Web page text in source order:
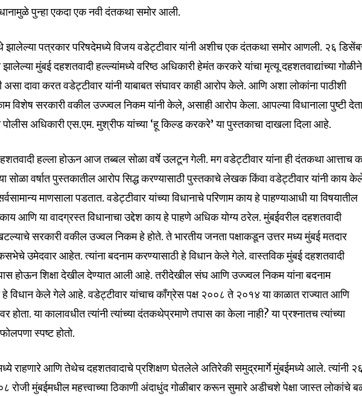
community of
and be part
conversation.
simply enter your email address on our website or click
button below. Don't worry, we respect your privacy and
inbox. Your information is safe with us.
I've read and
पुन्हा एकदा एक नवी दंतकथा समोर आली.
झालेल्या पत्रकार परिषदेमध्ये विजय वडेट्टीवार यांनी अशीच एक दंतकथा समोर आणली. २६
मुंबई दहशतवादी हल्ल्यांमध्ये वरिष्ठ अधिकारी हेमंत करकरे यांचा मृत्यू दहशतवाद्यांच्या गोळीने
असा दावा करत वडेट्टीवार यांनी याबाबत संघावर काही आरोप केले. आणि अशा लोकांना पाठीशी
विशेष सरकारी वकील उज्ज्वल निकम यांनी केले, असाही आरोप केला. आपल्या विधानाला पुष्टी
पोलीस अधिकारी एस.एम. मुश्रीफ यांच्या ‘हू किल्ड करकरे’ या पुस्तकाचा दाखला दिला आहे.
हल्ला होऊन आज तब्बल सोळा वर्षे उलटून गेली. मग वडेट्टीवार यांना ही दंतकथा आत्ताच
सोळा वर्षात पुस्तकातील आरोप सिद्ध करण्यासाठी पुस्तकाचे लेखक किंवा वडेट्टीवार यांनी काय
माणसाला पडतात. वडेट्टीवार यांच्या विधानाचे परिणाम काय हे पाहण्याआधी या विषयातील
आणि या वादग्रस्त विधानाचा उद्देश काय हे पाहणे अधिक योग्य ठरेल. मुंबईवरील दहशतवादी
सरकारी वकील उज्वल निकम हे होते. ते भारतीय जनता पक्षाकडून उत्तर मध्य मुंबई मतदार
उमेदवार आहेत. त्यांना बदनाम करण्यासाठी हे विधान केले गेले. वास्तविक मुंबई दहशतवादी
होऊन शिक्षा देखील देण्यात आली आहे. तरीदेखील संघ आणि उज्ज्वल निकम यांना बदनाम
हे विधान केले गेले आहे. वडेट्टीवार यांचाच काँग्रेस पक्ष २००८ ते २०१४ या काळात राज्यात आणि
होता. या कालावधीत त्यांनी त्यांच्या दंतकथेप्रमाणे तपास का केला नाही? या प्रश्नातच त्यांच्या
स्पष्ट होतो.
राहणारे आणि तेथेच दहशतवादाचे प्रशिक्षण घेतलेले अतिरेकी समुद्रमार्गे मुंबईमध्ये आले. त्यांनी २६
रोजी मुंबईमधील महत्त्वाच्या ठिकाणी अंदाधुंद गोळीबार करून सुमारे अडीचशे पेक्षा जास्त लोकांचे